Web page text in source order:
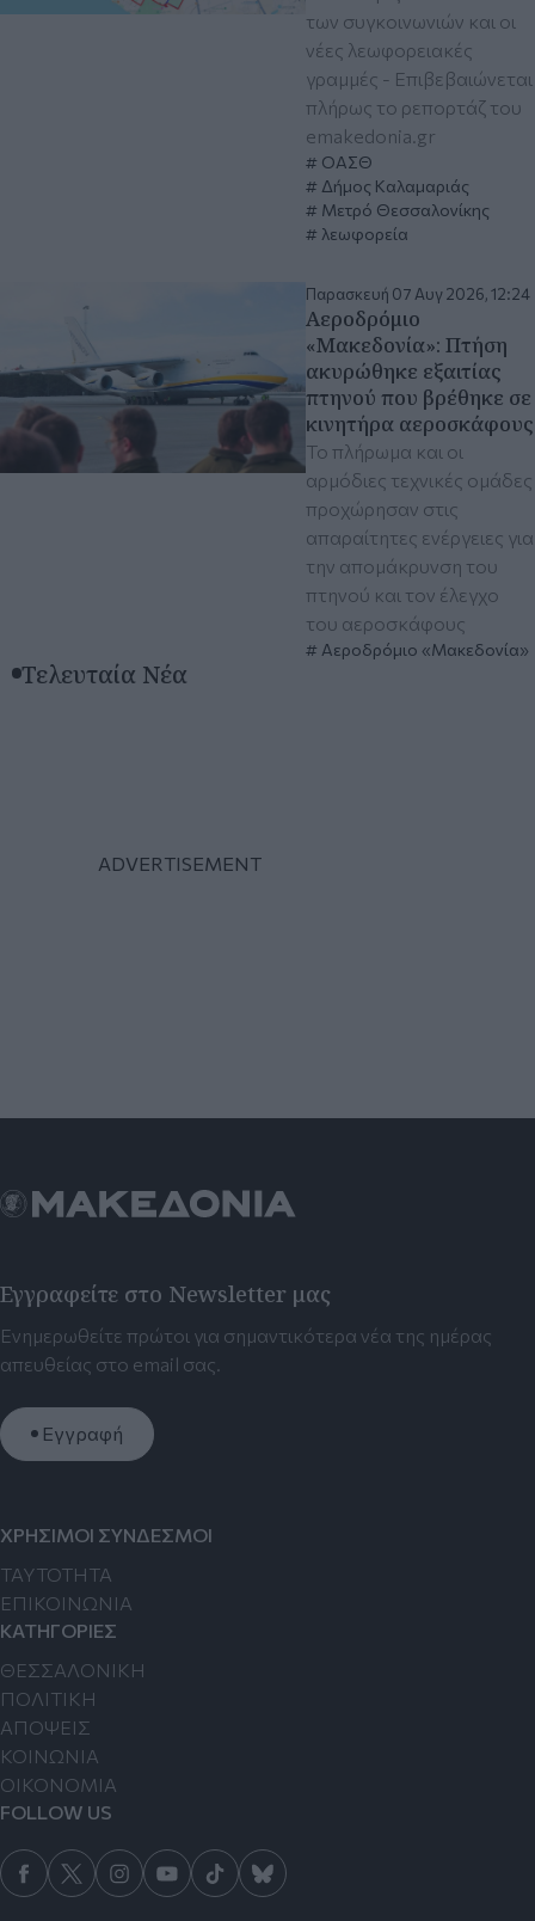
των συγκοινωνιών και οι
νέες λεωφορειακές
γραμμές - Επιβεβαιώνεται
πλήρως το ρεπορτάζ του
emakedonia.gr
ΟΑΣΘ
Δήμος Καλαμαριάς
Μετρό Θεσσαλονίκης
λεωφορεία
Παρασκευή 07 Αυγ 2026, 12:24
Αεροδρόμιο
«Μακεδονία»: Πτήση
ακυρώθηκε εξαιτίας
πτηνού που βρέθηκε σε
κινητήρα αεροσκάφους
Το πλήρωμα και οι
αρμόδιες τεχνικές ομάδες
προχώρησαν στις
απαραίτητες ενέργειες για
την απομάκρυνση του
πτηνού και τον έλεγχο
του αεροσκάφους
Αεροδρόμιο «Μακεδονία»
Τελευταία Νέα
Εγγραφείτε στο Newsletter μας
Ενημερωθείτε πρώτοι για σημαντικότερα νέα της ημέρας
απευθείας στο email σας.
Εγγραφή
ΧΡΗΣΙΜΟΙ ΣΥΝΔΕΣΜΟΙ
TAYTOTHTA
ΕΠΙΚΟΙΝΩΝΙΑ
ΚΑΤΗΓΟΡΙΕΣ
ΘΕΣΣΑΛΟΝΙΚΗ
ΠΟΛΙΤΙΚΗ
ΑΠΟΨΕΙΣ
ΚΟΙΝΩΝΙΑ
ΟΙΚΟΝΟΜΙΑ
FOLLOW US